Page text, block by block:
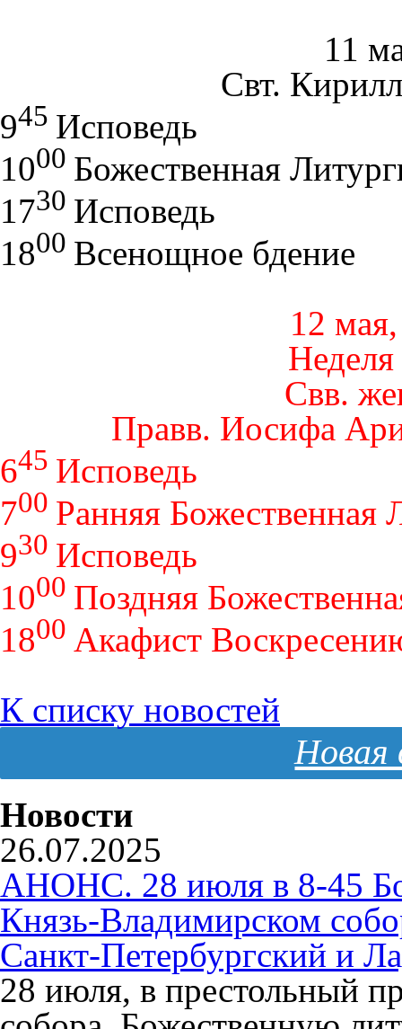
11
Свт.
945 Исповедь
1000 Божественная
1730 Исповедь
1800 Всенощное бдение
12
Свв.
Правв. Иосифа
645 Исповедь
700 Ранняя Божественная
930 Исповедь
1000 Поздняя
1800 Акафист
К списку новостей
Новая
Новости
26.07.2025
АНОНС. 28 июля в 8-45
Князь-Владимирском
Санкт-Петербургский и
28 июля, в престольный